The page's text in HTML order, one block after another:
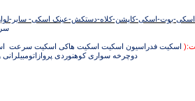
بوت-اسکی-کاپشن-کلاه-دستکش-عینک اسکی- سایر-لوازم
اسکیت فدراسیون اسکیت اسکیت هاکی اسکیت سرعت
دوچرخه سواری کوهنوردی